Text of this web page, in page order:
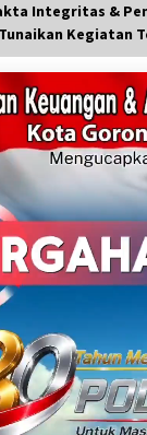
Integritas &
Kegiatan